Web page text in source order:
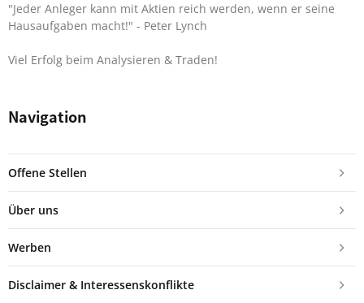
"Jeder Anleger kann mit Aktien reich werden, wenn er seine
Hausaufgaben macht!" - Peter Lynch
Viel Erfolg beim Analysieren & Traden!
Navigation
Offene Stellen
Über uns
Werben
Disclaimer & Interessenskonflikte